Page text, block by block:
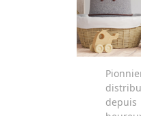
depuis